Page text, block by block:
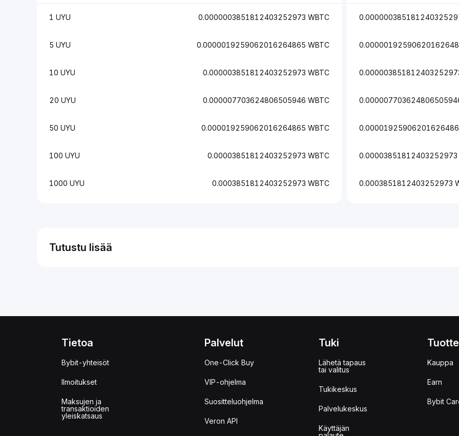
0.00003851812403252973
0.0003851812403252973
1 UYU 0.0000003851812403252973 WBTC
5 UYU 0.0000019259062016264865 WBTC
10 UYU 0.000003851812403252973 WBTC
20 UYU 0.000007703624806505946 WBTC
50 UYU 0.000019259062016264865 WBTC
100 UYU 0.00003851812403252973 WBTC
1000 UYU 0.0003851812403252973 WBTC
Tutustu lisää
Tietoa
Bybit-yhteisöt
Ilmoitukset
Maksujen ja
transaktioiden
yleiskatsaus
Palvelut
One-Click Buy
VIP-ohjelma
Suositteluohjelma
Veron API
Tuki
Lähetä tapaus
tai valitus
Tukikeskus
Palvelukeskus
Käyttäjän
Kauppa
Earn
Bybit